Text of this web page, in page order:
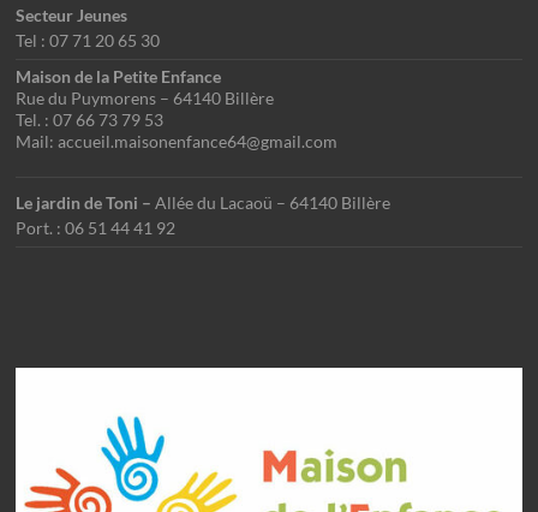
Secteur Jeunes
Tel : 07 71 20 65 30
Maison de la Petite Enfance
Rue du Puymorens – 64140 Billère
Tel. : 07 66 73 79 53
Mail: accueil.maisonenfance64@gmail.com
Le jardin de Toni –Allée du Lacaoü – 64140 Billère
Port. : 06 51 44 41 92